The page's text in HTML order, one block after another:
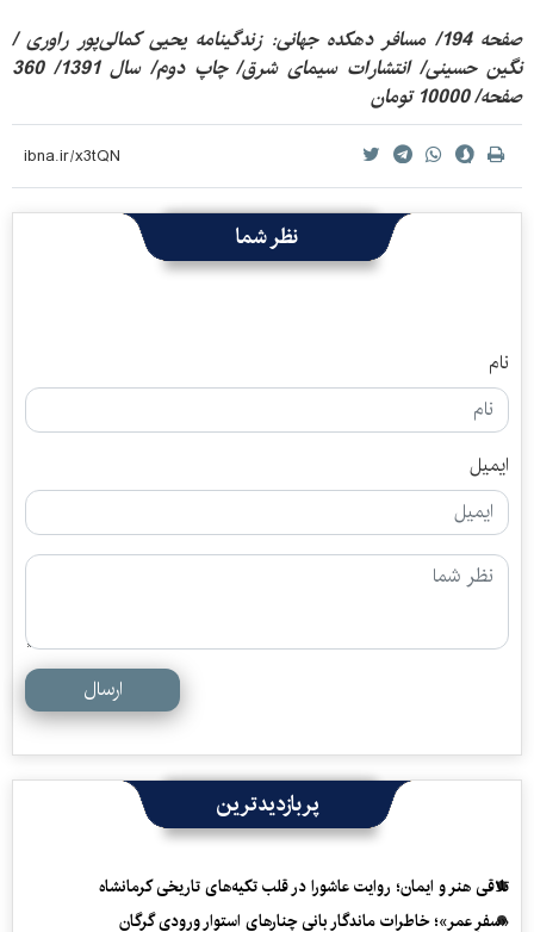
صفحه 194/ مسافر دهکده جهانی: زندگینامه یحیی کمالی‌پور راوری /
نگین حسینی/ انتشارات سیمای شرق/ چاپ دوم/ سال 1391/ 360
صفحه/ 10000 تومان
نظر شما
نام
ایمیل
ارسال
پربازدیدترین
تلاقی هنر و ایمان؛ روایت عاشورا در قلب تکیه‌های تاریخی کرمانشاه
«سفرِ عمر»؛ خاطرات ماندگار بانی چنارهای استوار ورودی گرگان